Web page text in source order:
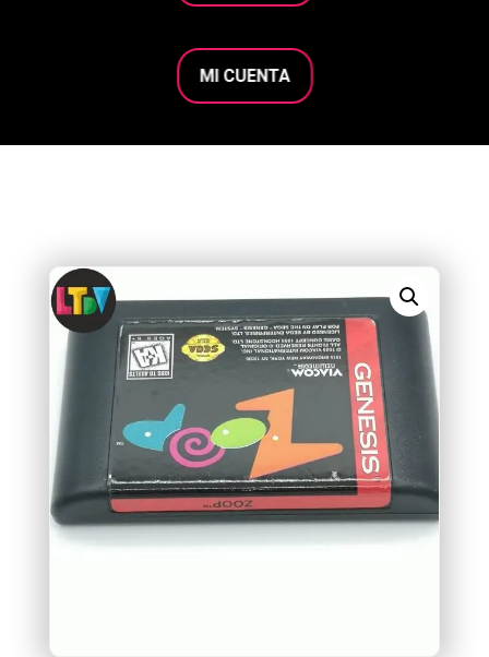
MI CUENTA